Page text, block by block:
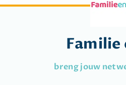
Familie
breng jouw